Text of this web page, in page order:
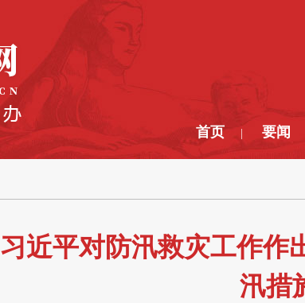
首页 要闻
习近平对防汛救灾工作作
汛措